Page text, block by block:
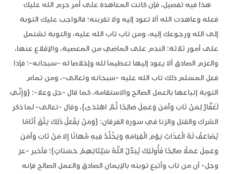
هذا فيه تفصيل، فإن كانت المعاهدة على أمر حرم الله عليك
فعله وعاهدت الله ألا تعود إليه ولا تقربنه؛ فالواجب عليك التوبة
إلى الله ورجوعك إليه، ومن تاب تاب الله عليه، والتوبة تشتمل
على أمور ثلاثة: الندم على الماضي من المعصية، والإقلاع عنها،
والعزم الصادق ألا يعود إليها تعظيما لله وإخلاصا له -سبحانه-؛ فإذا
فعل المسلم ذلك تاب الله عليه -سبحانه وتعالى-، ومن تمام
التوبة إتباعها بالعمل الصالح والاستقامة، كما قال -جل وعلا-: {وَإِنِّي
لَغَفَّارٌ لِمَنْ تَابَ وَآمَنَ وَعَمِلَ صَالِحًا ثُمَّ اهْتَدَى}، وقال -تعالى- لما ذكر
الشرك والقتل والزنا في سورة الفرقان: {وَمَنْ يَفْعَلْ ذَلِكَ يَلْقَ أَثَامًا
يُضَاعَفْ لَهُ الْعَذَابُ يَوْمَ الْقِيَامَةِ وَيَخْلُدْ فِيهِ مُهَانًا إِلا مَنْ تَابَ وَآمَنَ
وَعَمِلَ عَمَلًا صَالِحًا فَأُولَئِكَ يُبَدِّلُ اللَّهُ سَيِّئَاتِهِمْ حَسَنَاتٍ}؛ فأخبر -عز
وجل- أن من تاب وأتبع توبته بالإيمان الصادق والعمل الصالح فإنه